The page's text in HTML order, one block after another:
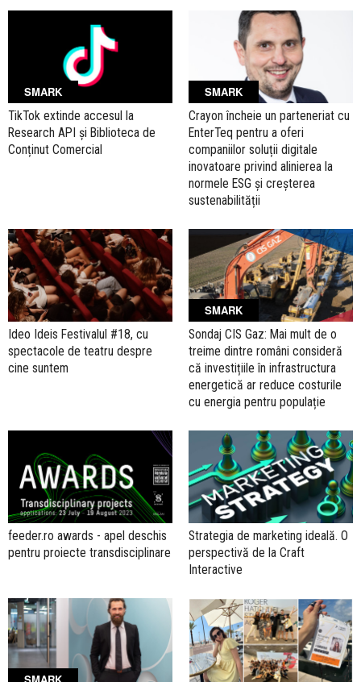
SMARK
TikTok extinde accesul la
Research API și Biblioteca de
Conținut Comercial
SMARK
Crayon încheie un parteneriat cu
EnterTeq pentru a oferi
companiilor soluții digitale
inovatoare privind alinierea la
normele ESG și creșterea
sustenabilității
Ideo Ideis Festivalul #18, cu
spectacole de teatru despre
cine suntem
SMARK
Sondaj CIS Gaz: Mai mult de o
treime dintre români consideră
că investițiile în infrastructura
energetică ar reduce costurile
cu energia pentru populație
feeder.ro awards - apel deschis
pentru proiecte transdisciplinare
Strategia de marketing ideală. O
perspectivă de la Craft
Interactive
SMARK